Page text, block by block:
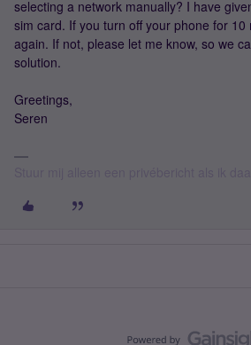
selecting a network manually? I have
sim card. If you turn off your phone for
again. If not, please let me know, so we
solution.
Greetings,
Seren